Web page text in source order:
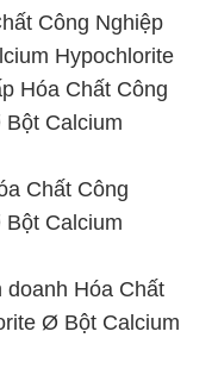
Công Nghiệp
Hypochlorite
Hóa Chất Công
Calcium
Chất Công
Calcium
Hóa Chất
Ø Bột Calcium